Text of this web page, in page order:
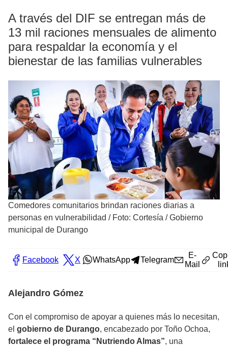
A través del DIF se entregan más de
13 mil raciones mensuales de alimento
para respaldar la economía y el
bienestar de las familias vulnerables
Comedores comunitarios brindan raciones diarias a
personas en vulnerabilidad / Foto: Cortesía / Gobierno
municipal de Durango
Facebook X WhatsApp Telegram
E-
Mail
Alejandro Gómez
Con el compromiso de apoyar a quienes más lo necesitan,
el gobierno de Durango, encabezado por Toño Ochoa,
fortalece el programa “Nutriendo Almas”, una